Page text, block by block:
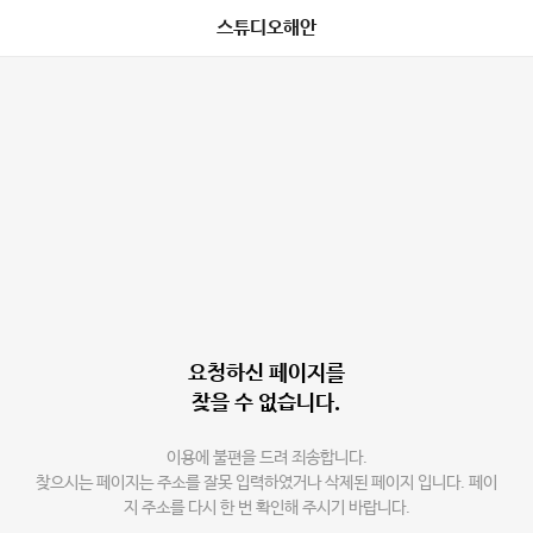
스튜디오해안
요청하신 페이지를
찾을 수 없습니다.
이용에 불편을 드려 죄송합니다.
찾으시는 페이지는 주소를 잘못 입력하였거나 삭제된 페이지 입니다. 페이
지 주소를 다시 한 번 확인해 주시기 바랍니다.